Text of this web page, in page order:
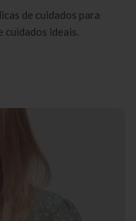
de cuidados para
cuidados ideais.